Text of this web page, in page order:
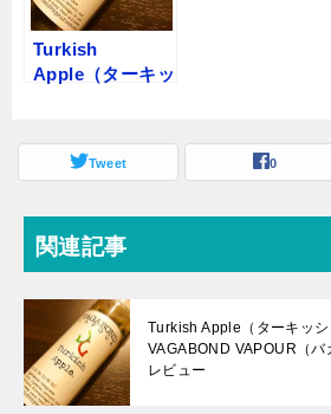
Turkish
Apple（ターキッ
VAPOUR（バガ
ボンド）【リキ
Tweet 0
関連記事
Turkish Apple（ターキッ
VAGABOND VAPOUR（バ
レビュー